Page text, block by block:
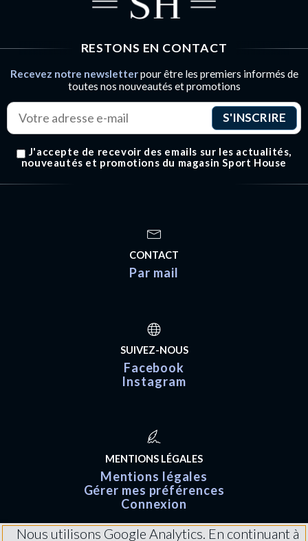
RESTONS EN CONTACT
Recevez notre newsletterpour être les premiers informés de
toutes nos nouveautés et promotions
J'accepte de recevoir des emails sur les actualités,
nouveautés et promotions du magasin Sport House
CONTACT
Par mail
SUIVEZ-NOUS
Facebook
Instagram
MENTIONS LÉGALES
Mentions légales
Gérer mes préférences
Connexion
Nous utilisons Google Analytics. En continuant à